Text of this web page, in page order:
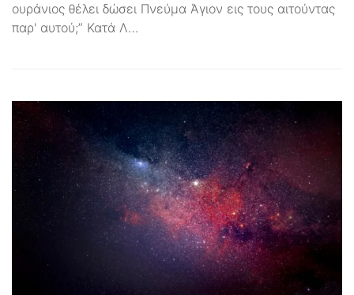
ουράνιος θέλει δώσει Πνεύμα Άγιον εις τους αιτούντας
παρ' αυτού;” Κατά Λ…